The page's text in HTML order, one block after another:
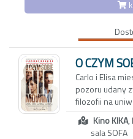
funduje
rollercoaster,
nie wrócą – i
zachwyca
zdjęciami,
pogórza.
pamięci,
bohaterek,
skłania do
spojrzenia na
uczęszczanej
O CZYM
Carlo i Elisa
pozoru udany
filozofii na
z kryzysem
utalentowana,
Kino KIKA,
sala SOFA